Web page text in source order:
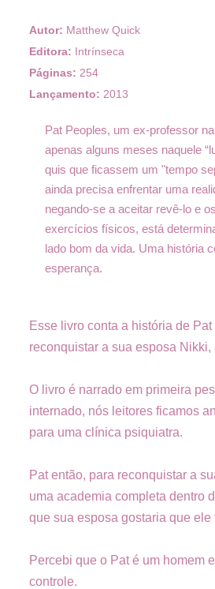
Autor: Matthew Quick
Editora: Intrínseca
Páginas: 254
Lançamento: 2013
Pat Peoples, um ex-professor
apenas alguns meses naquele
quis que ficassem um "tempo
ainda precisa enfrentar uma
negando-se a aceitar revê-lo e
exercícios físicos, está
lado bom da vida. Uma história
esperança.
Esse livro conta a história de
reconquistar a sua esposa
O livro é narrado em primeira
internado, nós leitores ficamos
para uma clínica psiquiatra.
Pat então, para reconquistar a
uma academia completa dentro
que sua esposa gostaria que
Percebi que o Pat é um homem
controle.